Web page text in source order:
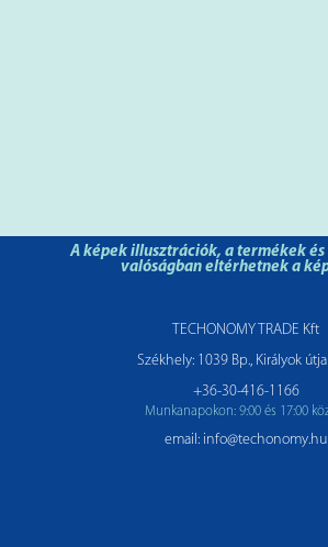
A képek illusztrációk, a termékek
valóságban eltérhetnek a
TECHONOMY TRADE Kft
Székhely: 1039 Bp., Királyok
+36-30-416-1166
Munkanapokon: 9:00 és 17:00
email: info@techonomy.hu